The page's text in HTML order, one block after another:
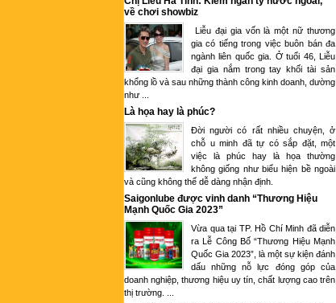
về chơi showbiz
Liễu đại gia vốn là một nữ thương
gia có tiếng trong việc buôn bán đa
ngành liên quốc gia. Ở tuổi 46, Liễu
đại gia nắm trong tay khối tài sản
khổng lồ và sau những thành công kinh doanh, dường
như ...
Là họa hay là phúc?
Đời người có rất nhiều chuyện, ở
chỗ u minh đã tự có sắp đặt, một
việc là phúc hay là họa thường
không giống như biểu hiện bề ngoài
và cũng không thể dễ dàng nhận định.
Saigonlube được vinh danh “Thương Hiệu
Mạnh Quốc Gia 2023”
Vừa qua tại TP. Hồ Chí Minh đã diễn
ra Lễ Công Bố “Thương Hiệu Mạnh
Quốc Gia 2023”, là một sự kiện đánh
dấu những nỗ lực đóng góp của
doanh nghiệp, thương hiệu uy tín, chất lượng cao trên
thị trường. ...